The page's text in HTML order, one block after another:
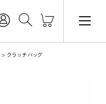
クラッチバッグ